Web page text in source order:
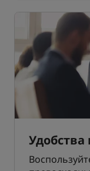
Удобства